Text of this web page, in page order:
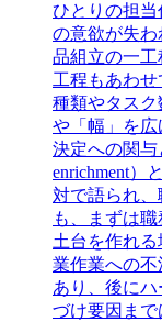
ひとりの担
の意欲が失
品組立の一
工程もあわ
種類やタスク
や「幅」を
決定への関
enrichment）
対で語られ
も、まずは
土台を作れ
業作業への
あり、後に
づけ要因ま